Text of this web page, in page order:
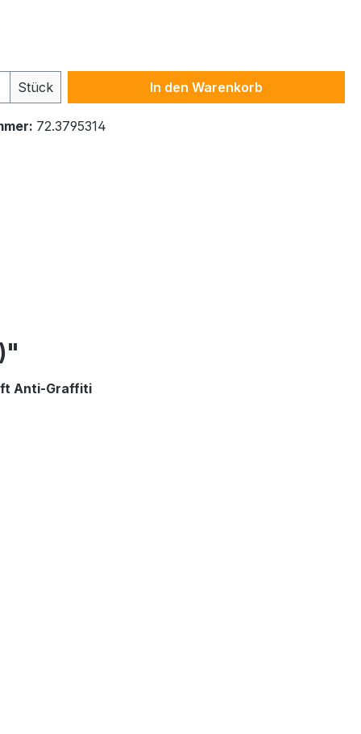
Anzahl: Gib den gewünschten Wert
Stück In den Warenkorb
72.3795314
Anti-Graffiti